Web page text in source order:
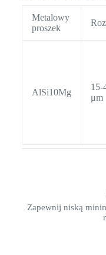
Metalowy
proszek
AlSi10Mg
15-
μm
Zapewnij niską